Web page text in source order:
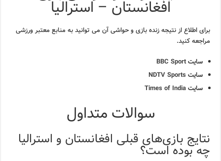
افغانستان – استرالیا
برای اطلاع از نتیجه زنده بازی و حواشی آن می توانید به منابع معتبر ورزشی
مراجعه کنید.
سایتBBC Sport
سایت NDTV Sports
سایتTimes of India
سوالات متداول
نتایج بازی‌های قبلی افغانستان و استرالیا
چه بوده است؟